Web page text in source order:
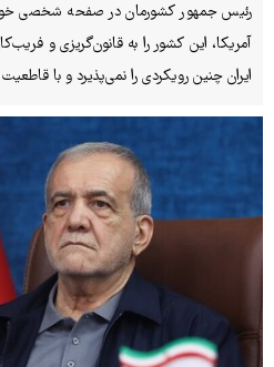
رئیس جمهور کشورمان در صفحه شخصی خود
آمریکا، این کشور را به قانون‌گریزی و
ایران چنین رویکردی را نمی‌پذیرد و با